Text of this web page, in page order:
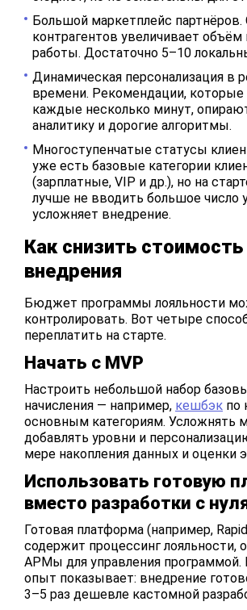
Большой маркетплейс партнёров.
контрагентов увеличивает
работы. Достаточно 5–10
Динамическая персонализация в
времени. Рекомендации, которые
каждые несколько минут,
аналитику и дорогие алгоритмы.
Многоступенчатые статусы
уже есть базовые категории
(зарплатные, VIP и др.), но на
лучше не вводить большое число
усложняет внедрение.
Как снизить стоимость
внедрения
Бюджет программы лояльности
контролировать. Вот четыре
переплатить на старте.
Начать с MVP
Настроить небольшой набор
начисления — например, кешбэк по
основным категориям. Усложнять
добавлять уровни и
мере накопления данных и оценки
Использовать готовую
вместо разработки с
Готовая платформа (например,
содержит процессинг лояльности,
АРМы для управления программой.
опыт показывает: внедрение
3–5 раз дешевле кастомной